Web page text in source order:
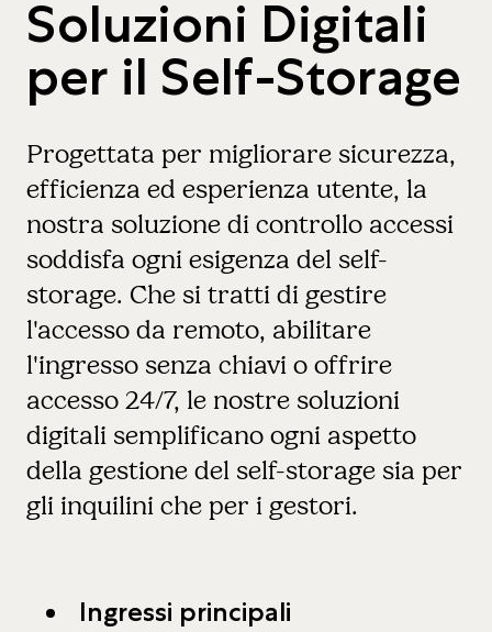
Soluzioni Digitali
per il Self-Storage
Progettata per migliorare sicurezza,
efficienza ed esperienza utente, la
nostra soluzione di controllo accessi
soddisfa ogni esigenza del self-
storage. Che si tratti di gestire
l'accesso da remoto, abilitare
l'ingresso senza chiavi o offrire
accesso 24/7, le nostre soluzioni
digitali semplificano ogni aspetto
della gestione del self-storage sia per
gli inquilini che per i gestori.
Ingressi principali